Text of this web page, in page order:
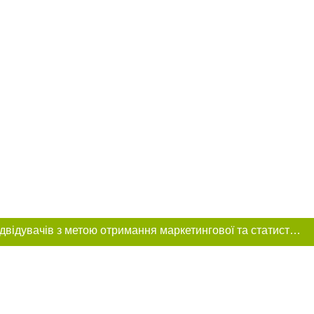
Цей сайт використовує «cookies». Також веб-сайт використовує інтернет-сервіс для збору технічних даних стосовно відвідувачів з метою отримання маркетингової та статистичної інформації. Умови обробки даних відвідувачів сайту див.